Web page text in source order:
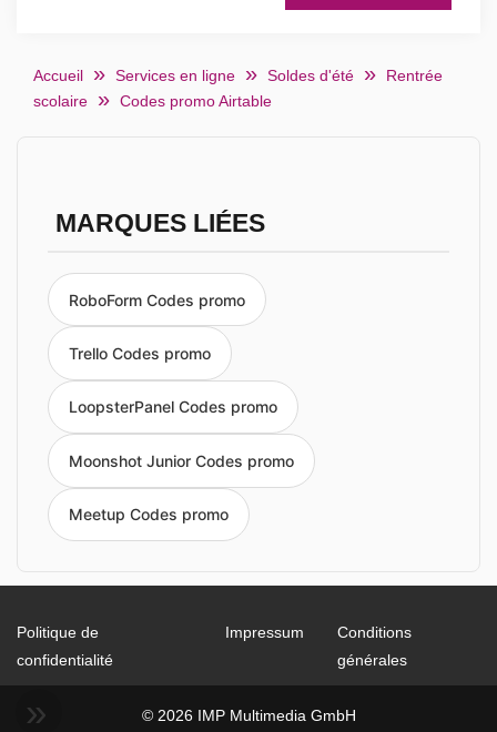
Accueil Services en ligne Soldes d'été
Rentrée
scolaire
Codes promo Airtable
MARQUES LIÉES
RoboForm Codes promo
Trello Codes promo
LoopsterPanel Codes promo
Moonshot Junior Codes promo
Meetup Codes promo
Politique de
confidentialité
Impressum
Conditions
générales
© 2026 IMP Multimedia GmbH